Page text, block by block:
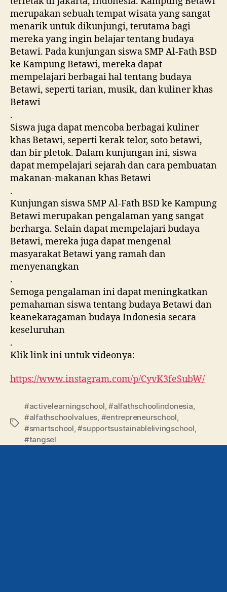
merupakan sebuah tempat wisata yang sangat
menarik untuk dikunjungi, terutama bagi
mereka yang ingin belajar tentang budaya
Betawi. Pada kunjungan siswa SMP Al-Fath BSD
ke Kampung Betawi, mereka dapat
mempelajari berbagai hal tentang budaya
Betawi, seperti tarian, musik, dan kuliner khas
Betawi
.
Siswa juga dapat mencoba berbagai kuliner
khas Betawi, seperti kerak telor, soto betawi,
dan bir pletok. Dalam kunjungan ini, siswa
dapat mempelajari sejarah dan cara pembuatan
makanan-makanan khas Betawi
.
Kunjungan siswa SMP Al-Fath BSD ke Kampung
Betawi merupakan pengalaman yang sangat
berharga. Selain dapat mempelajari budaya
Betawi, mereka juga dapat mengenal
masyarakat Betawi yang ramah dan
menyenangkan
.
Semoga pengalaman ini dapat meningkatkan
pemahaman siswa tentang budaya Betawi dan
keanekaragaman budaya Indonesia secara
keseluruhan
.
Klik link ini untuk videonya:
https://www.instagram.com/p/CyvK3feSubW/
#activelearningschool,#alfathschoolindonesia,
#alfathschoolvalues, #entrepreneurschool,
#smartschool,#supportsustainablelivingschool,
#tangsel